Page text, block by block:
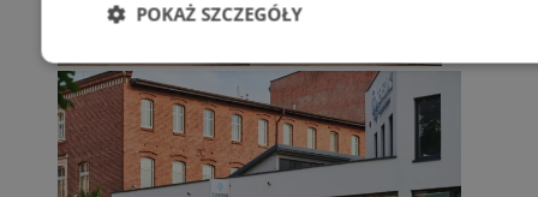
POKAŻ SZCZEGÓŁY
Niezbędne Wydajność
Niesklasyfikowane